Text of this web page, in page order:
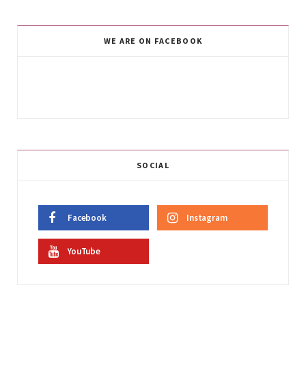
WE ARE ON FACEBOOK
SOCIAL
Facebook Instagram
YouTube